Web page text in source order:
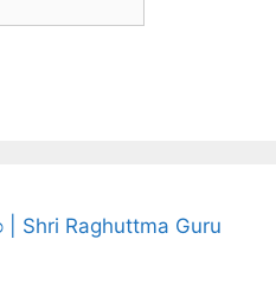
| Shri Raghuttma Guru